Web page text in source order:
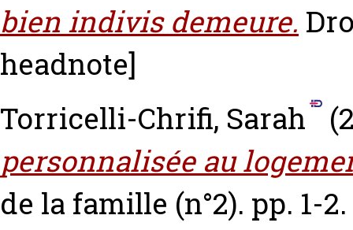
bien indivis demeure.
headnote]
Torricelli-Chrifi, Sarah
personnalisée au
de la famille (n°2). pp. 1-2.